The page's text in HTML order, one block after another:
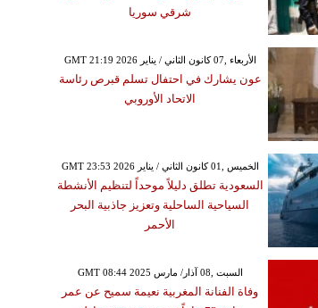
شرقي سوريا
GMT 21:19 2026 الأربعاء ,07 كانون الثاني / يناير
عون يشارك في احتفال تسلم قبرص رئاسة
الاتحاد الأوروبي
GMT 23:53 2026 الخميس ,01 كانون الثاني / يناير
السعودية تطلق دليلاً موحداً لتنظيم الأنشطة
السياحية الساحلية وتعزيز جاذبية البحر
الأحمر
GMT 08:44 2025 السبت ,08 آذار/ مارس
وفاة الفنانة المغربية نعيمة سميح عن عمر